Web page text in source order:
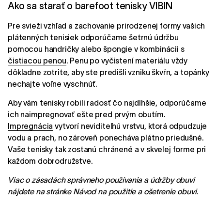
Ako sa starať o barefoot tenisky VIBIN
Pre svieži vzhľad a zachovanie prirodzenej formy vašich
plátenných tenisiek odporúčame šetrnú údržbu
pomocou handričky alebo špongie v kombinácii s
čistiacou penou. Penu po vyčistení materiálu vždy
dôkladne zotrite, aby ste predišli vzniku škvŕn, a topánky
nechajte voľne vyschnúť.
Aby vám tenisky robili radosť čo najdlhšie, odporúčame
ich naimpregnovať ešte pred prvým obutím.
Impregnácia vytvorí neviditeľnú vrstvu, ktorá odpudzuje
vodu a prach, no zároveň ponecháva plátno priedušné.
Vaše tenisky tak zostanú chránené a v skvelej forme pri
každom dobrodružstve.
Viac o zásadách správneho používania a údržby obuvi
nájdete na stránke Návod na použitie a ošetrenie obuvi.